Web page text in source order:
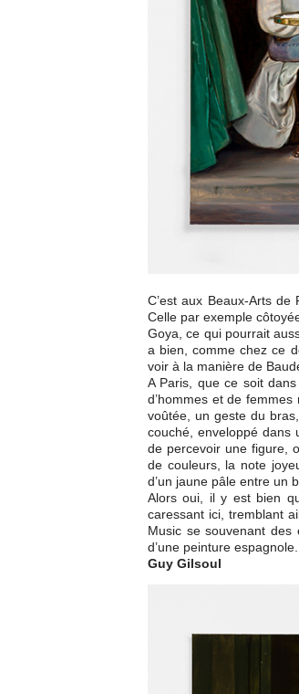
C’est aux Beaux-Arts de
Celle par exemple
Goya, ce qui pourrait
a bien, comme chez ce
voir à la manière de
A Paris, que ce soit
d’hommes et de
voûtée, un geste du
couché, enveloppé dans
de percevoir une figure,
de couleurs, la note
d’un jaune pâle entre un
Alors oui, il y est bien
caressant ici, tremblant
Music se souvenant
d’une peinture espagnole.
Guy Gilsoul